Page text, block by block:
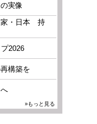
実像
家・日本 持
2026
構築を
»もっと見る